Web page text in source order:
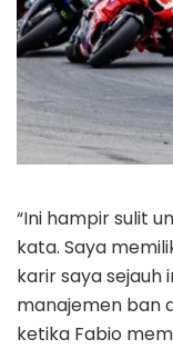
“Ini hampir sulit
kata. Saya
karir saya sejauh
manajemen ban
ketika Fabio